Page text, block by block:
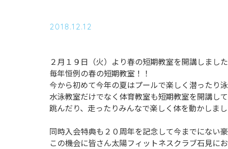
2018.12.12
２月１９日（火）より春の短期教室を開講しました
毎年恒例の春の短期教室！！
今から初めて今年の夏はプールで楽しく潜ったり
水泳教室だけでなく体育教室も短期教室を開講し
跳んだり、走ったりみんなで楽しく体を動かしまし
同時入会特典も２０周年を記念して今までにない豪
この機会に皆さん太陽フィットネスクラブ石見にお